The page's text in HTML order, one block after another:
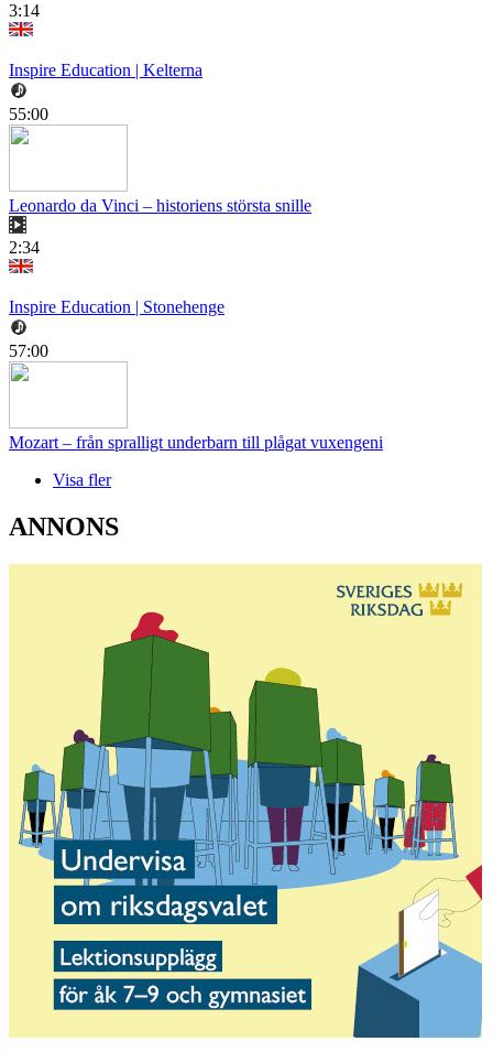
3:14
Inspire Education | Kelterna
55:00
Leonardo da Vinci – historiens största snille
2:34
Inspire Education | Stonehenge
57:00
Mozart – från spralligt underbarn till plågat vuxengeni
Visa fler
ANNONS